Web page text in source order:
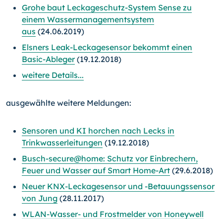
Grohe baut Leckageschutz-System Sense zu
einem Wassermanagementsystem
aus (24.06.2019)
Elsners Leak-Leckagesensor bekommt einen
Basic-Ableger(19.12.2018)
weitere Details...
ausgewählte weitere Meldungen:
Sensoren und KI horchen nach Lecks in
Trinkwasserleitungen (19.12.2018)
Busch-secure@home: Schutz vor Einbrechern,
Feuer und Wasser auf Smart Home-Art (29.6.2018)
Neuer KNX-Leckagesensor und -Betauungssensor
von Jung (28.11.2017)
WLAN-Wasser- und Frostmelder von Honeywell